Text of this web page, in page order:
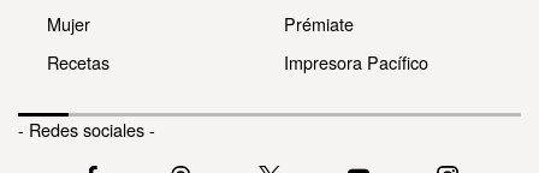
Mujer
Recetas
Prémiate
Impresora Pacífico
- Redes sociales -